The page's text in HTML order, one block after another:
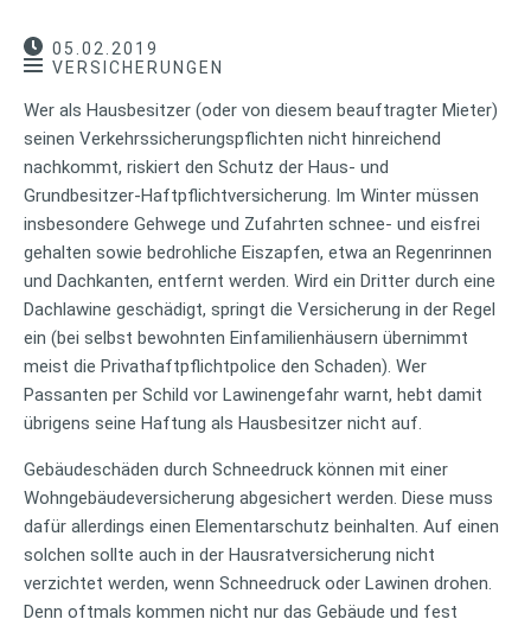
05.02.2019
VERSICHERUNGEN
Wer als Hausbesitzer (oder von diesem beauftragter Mieter)
seinen Verkehrssicherungspflichten nicht hinreichend
nachkommt, riskiert den Schutz der Haus- und
Grundbesitzer-Haftpflichtversicherung. Im Winter müssen
insbesondere Gehwege und Zufahrten schnee- und eisfrei
gehalten sowie bedrohliche Eiszapfen, etwa an Regenrinnen
und Dachkanten, entfernt werden. Wird ein Dritter durch eine
Dachlawine geschädigt, springt die Versicherung in der Regel
ein (bei selbst bewohnten Einfamilienhäusern übernimmt
meist die Privathaftpflichtpolice den Schaden). Wer
Passanten per Schild vor Lawinengefahr warnt, hebt damit
übrigens seine Haftung als Hausbesitzer nicht auf.
Gebäudeschäden durch Schneedruck können mit einer
Wohngebäudeversicherung abgesichert werden. Diese muss
dafür allerdings einen Elementarschutz beinhalten. Auf einen
solchen sollte auch in der Hausratversicherung nicht
verzichtet werden, wenn Schneedruck oder Lawinen drohen.
Denn oftmals kommen nicht nur das Gebäude und fest